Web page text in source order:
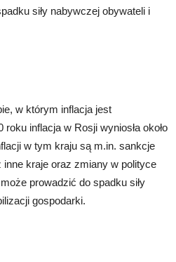
siły nabywczej obywateli i
w którym inflacja jest
inflacja w Rosji wyniosła około
w tym kraju są m.in. sankcje
inne kraje oraz zmiany w polityce
prowadzić do spadku siły
gospodarki.